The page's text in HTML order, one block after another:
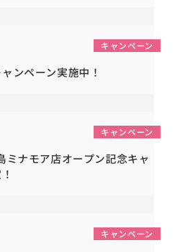
キャンペーン
ンペーン実施中！
キャンペーン
ナモア店オープン記念キャ
キャンペーン